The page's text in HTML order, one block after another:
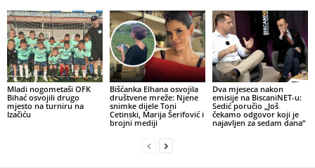
Mladi nogometaši OFK
Bihać osvojili drugo
mjesto na turniru na
Izačiću
Bišćanka Elhana osvojila
društvene mreže: Njene
snimke dijele Toni
Cetinski, Marija Šerifović i
brojni mediji
Dva mjeseca nakon
emisije na BiscaniNET-u:
Sedić poručio „Još
čekamo odgovor koji je
najavljen za sedam dana“